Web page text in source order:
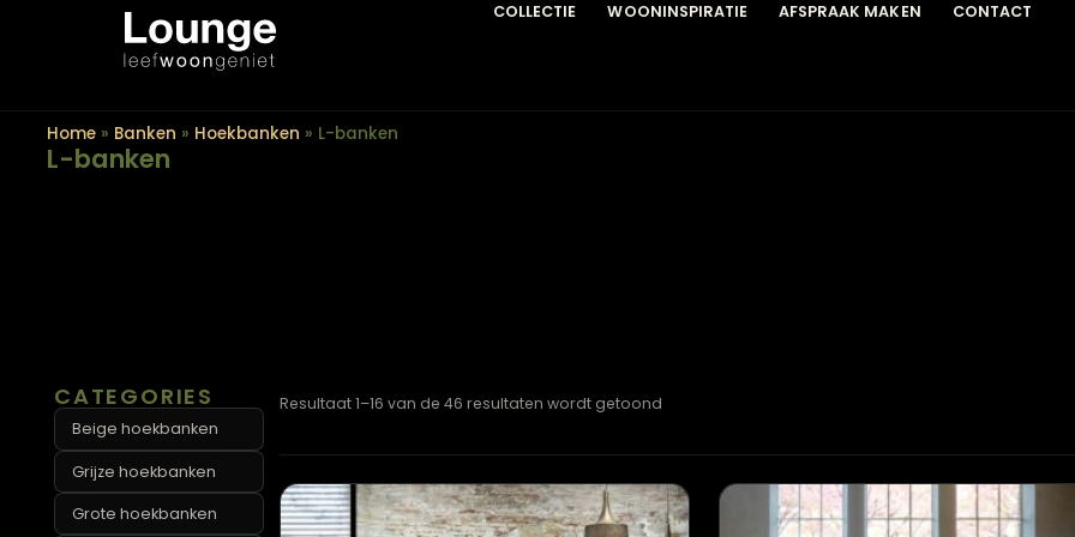
COLLECTIE WOONINSPIRATIE AFSPRAAK MAKEN
Home»Banken
L-banken
CATEGORIES
Beige hoekbanken
Grijze hoekbanken